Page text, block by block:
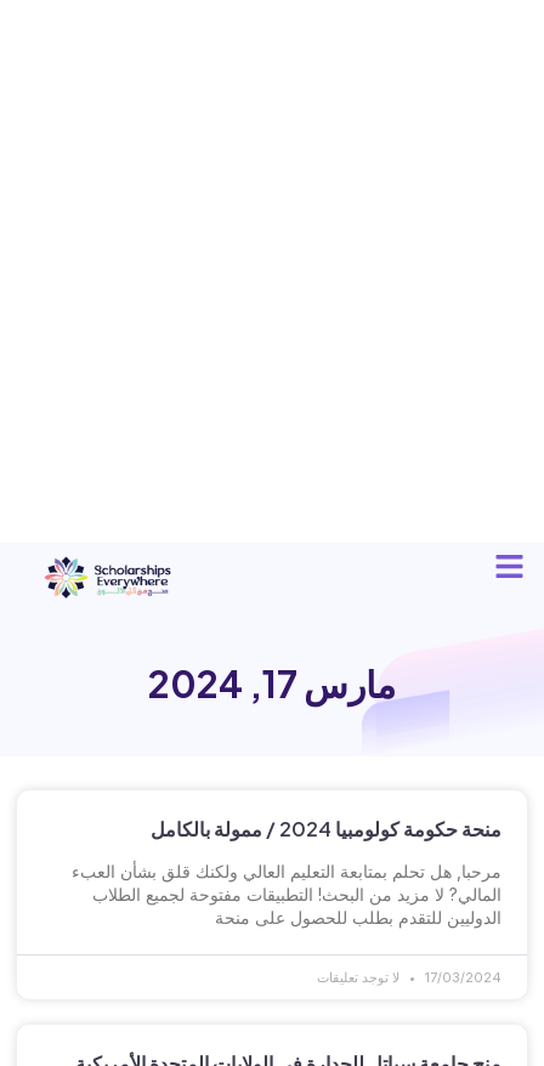
مارس 17, 2024
منحة حكومة كولومبيا 2024 / ممولة بالكامل
مرحبا, هل تحلم بمتابعة التعليم العالي ولكنك قلق بشأن العبء
المالي? لا مزيد من البحث! التطبيقات مفتوحة لجميع الطلاب
الدوليين للتقدم بطلب للحصول على منحة
17/03/2024 لا توجد تعليقات